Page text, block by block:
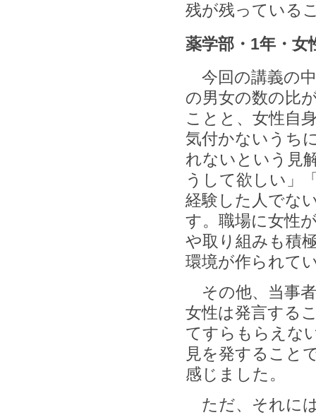
残が残っている
薬学部・1年・女
今回の講義の
の男女の数の比
ことと、女性自
気付かないうち
れないという見
うして欲しい」
経験した人でな
す。職場に女性
や取り組みも積
環境が作られて
その他、当事
女性は発言する
てすらもらえな
見を発すること
感じました。
ただ、それに